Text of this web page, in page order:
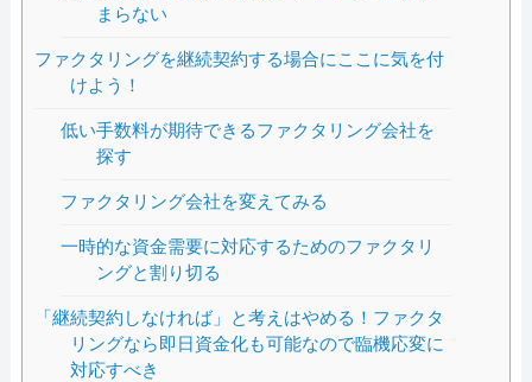
まらない
ファクタリングを継続契約する場合にここに気を付
けよう！
低い手数料が期待できるファクタリング会社を
探す
ファクタリング会社を変えてみる
一時的な資金需要に対応するためのファクタリ
ングと割り切る
「継続契約しなければ」と考えはやめる！ファクタ
リングなら即日資金化も可能なので臨機応変に
対応すべき